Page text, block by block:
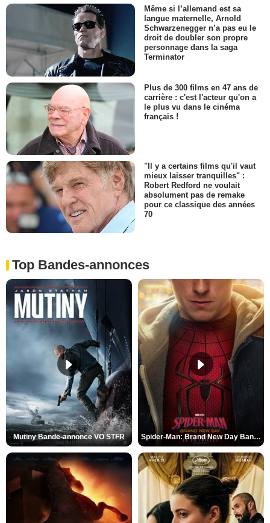
Même si l’allemand est sa
langue maternelle, Arnold
Schwarzenegger n’a pas eu le
droit de doubler son propre
personnage dans la saga
Terminator
Plus de 300 films en 47 ans de
carrière : c'est l'acteur qu'on a
le plus vu dans le cinéma
français !
"Il y a certains films qu'il vaut
mieux laisser tranquilles" :
Robert Redford ne voulait
absolument pas de remake
pour ce classique des années
70
Top Bandes-annonces
Mutiny Bande-annonce VO STFR Spider-Man: Brand New Day Bande-annonce VO STFR